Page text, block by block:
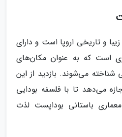
و تاریخی اروپا است و دارای
است که به عنوان مکان‌های
می‌شوند. بازدید از این
می‌دهد تا با فلسفه بودایی
باستانی بوداپست لذت